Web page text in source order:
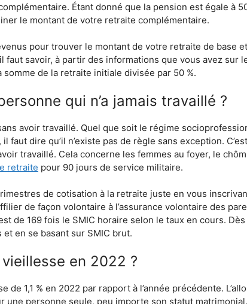
Étant donné que la pension est égale à
le montant de votre retraite complémentaire.
pour trouver le montant de votre retraite de base
savoir, à partir des informations que vous avez sur
de la retraite initiale divisée par 50 %.
qui n’a jamais travaillé ?
avoir travaillé. Quel que soit le régime
il faut dire qu’il n’existe pas de règle sans exception.
travaillé. Cela concerne les femmes au foyer, le
retraite pour 90 jours de service militaire.
de cotisation à la retraite juste en vous
de façon volontaire à l’assurance volontaire des
de 169 fois le SMIC horaire selon le taux en cours. Dès
en se basant sur SMIC brut.
en 2022 ?
1,1 % en 2022 par rapport à l’année précédente.
une personne seule, peu importe son statut